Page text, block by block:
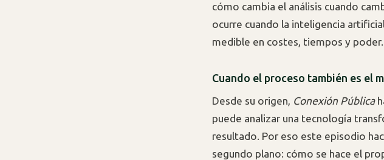
cómo cambia el análisis cuando
ocurre cuando la inteligencia
medible en costes, tiempos y poder.
Cuando el proceso también es el
Desde su origen, Conexión Pública
puede analizar una tecnología
resultado. Por eso este episodio
segundo plano: cómo se hace el